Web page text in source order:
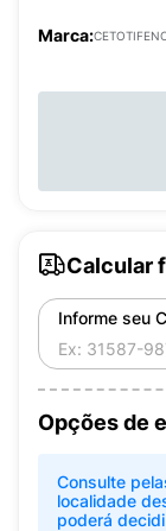
Marca:
Calcular
Informe seu
Opções de
Consulte
localidade
poderá